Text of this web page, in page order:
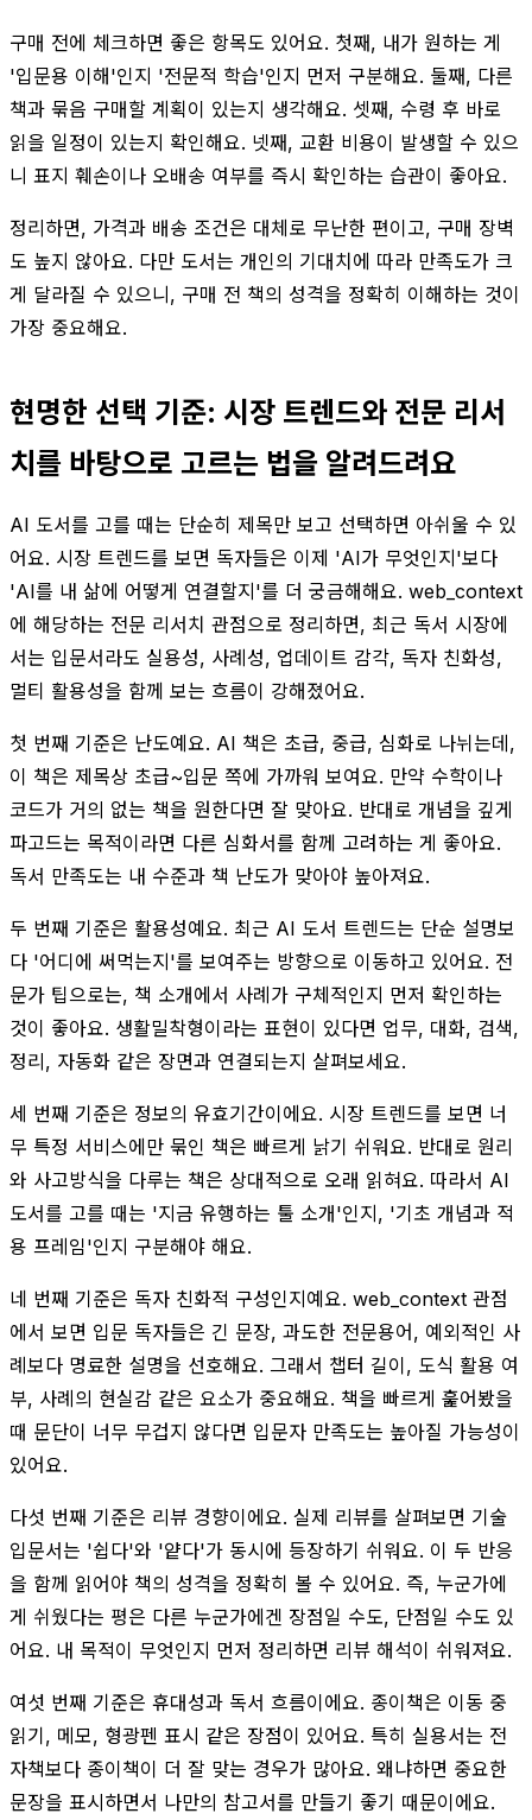
구매 전에 체크하면 좋은 항목도 있어요. 첫째, 내가 원하는 게
'입문용 이해'인지 '전문적 학습'인지 먼저 구분해요. 둘째, 다른
책과 묶음 구매할 계획이 있는지 생각해요. 셋째, 수령 후 바로
읽을 일정이 있는지 확인해요. 넷째, 교환 비용이 발생할 수 있으
니 표지 훼손이나 오배송 여부를 즉시 확인하는 습관이 좋아요.
정리하면, 가격과 배송 조건은 대체로 무난한 편이고, 구매 장벽
도 높지 않아요. 다만 도서는 개인의 기대치에 따라 만족도가 크
게 달라질 수 있으니, 구매 전 책의 성격을 정확히 이해하는 것이
가장 중요해요.
현명한 선택 기준: 시장 트렌드와 전문 리서
치를 바탕으로 고르는 법을 알려드려요
AI 도서를 고를 때는 단순히 제목만 보고 선택하면 아쉬울 수 있
어요. 시장 트렌드를 보면 독자들은 이제 'AI가 무엇인지'보다
'AI를 내 삶에 어떻게 연결할지'를 더 궁금해해요. web_context
에 해당하는 전문 리서치 관점으로 정리하면, 최근 독서 시장에
서는 입문서라도 실용성, 사례성, 업데이트 감각, 독자 친화성,
멀티 활용성을 함께 보는 흐름이 강해졌어요.
첫 번째 기준은 난도예요. AI 책은 초급, 중급, 심화로 나뉘는데,
이 책은 제목상 초급~입문 쪽에 가까워 보여요. 만약 수학이나
코드가 거의 없는 책을 원한다면 잘 맞아요. 반대로 개념을 깊게
파고드는 목적이라면 다른 심화서를 함께 고려하는 게 좋아요.
독서 만족도는 내 수준과 책 난도가 맞아야 높아져요.
두 번째 기준은 활용성예요. 최근 AI 도서 트렌드는 단순 설명보
다 '어디에 써먹는지'를 보여주는 방향으로 이동하고 있어요. 전
문가 팁으로는, 책 소개에서 사례가 구체적인지 먼저 확인하는
것이 좋아요. 생활밀착형이라는 표현이 있다면 업무, 대화, 검색,
정리, 자동화 같은 장면과 연결되는지 살펴보세요.
세 번째 기준은 정보의 유효기간이에요. 시장 트렌드를 보면 너
무 특정 서비스에만 묶인 책은 빠르게 낡기 쉬워요. 반대로 원리
와 사고방식을 다루는 책은 상대적으로 오래 읽혀요. 따라서 AI
도서를 고를 때는 '지금 유행하는 툴 소개'인지, '기초 개념과 적
용 프레임'인지 구분해야 해요.
네 번째 기준은 독자 친화적 구성인지예요. web_context 관점
에서 보면 입문 독자들은 긴 문장, 과도한 전문용어, 예외적인 사
례보다 명료한 설명을 선호해요. 그래서 챕터 길이, 도식 활용 여
부, 사례의 현실감 같은 요소가 중요해요. 책을 빠르게 훑어봤을
때 문단이 너무 무겁지 않다면 입문자 만족도는 높아질 가능성이
있어요.
다섯 번째 기준은 리뷰 경향이에요. 실제 리뷰를 살펴보면 기술
입문서는 '쉽다'와 '얕다'가 동시에 등장하기 쉬워요. 이 두 반응
을 함께 읽어야 책의 성격을 정확히 볼 수 있어요. 즉, 누군가에
게 쉬웠다는 평은 다른 누군가에겐 장점일 수도, 단점일 수도 있
어요. 내 목적이 무엇인지 먼저 정리하면 리뷰 해석이 쉬워져요.
여섯 번째 기준은 휴대성과 독서 흐름이에요. 종이책은 이동 중
읽기, 메모, 형광펜 표시 같은 장점이 있어요. 특히 실용서는 전
자책보다 종이책이 더 잘 맞는 경우가 많아요. 왜냐하면 중요한
문장을 표시하면서 나만의 참고서를 만들기 좋기 때문이에요.